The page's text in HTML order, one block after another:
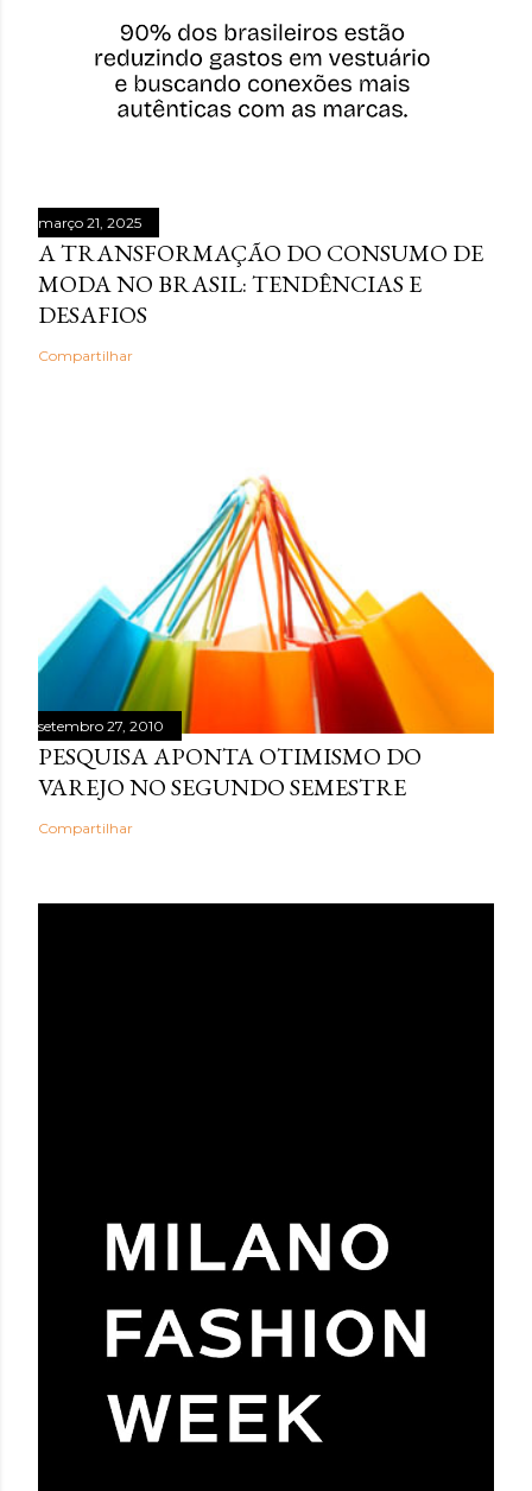
março 21, 2025
A TRANSFORMAÇÃO DO CONSUMO DE
MODA NO BRASIL: TENDÊNCIAS E
DESAFIOS
Compartilhar
setembro 27, 2010
PESQUISA APONTA OTIMISMO DO
VAREJO NO SEGUNDO SEMESTRE
Compartilhar